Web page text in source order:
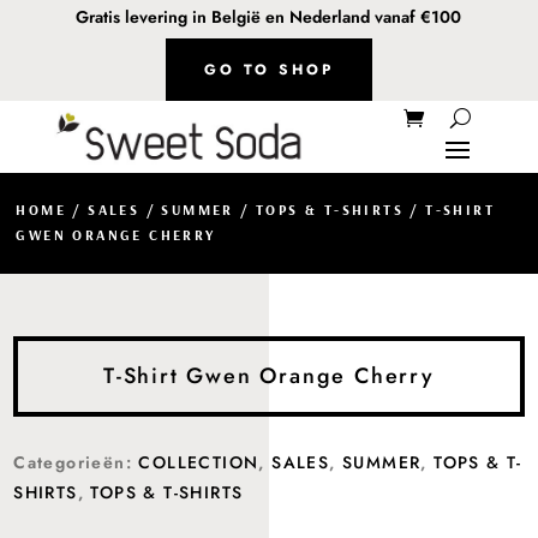
Gratis levering in België en Nederland vanaf €100
GO TO SHOP
HOME /SALES /SUMMER /TOPS & T-SHIRTS / T-SHIRT
GWEN ORANGE CHERRY
T-Shirt Gwen Orange Cherry
Categorieën:COLLECTION,SALES,SUMMER,TOPS & T-
SHIRTS,TOPS & T-SHIRTS